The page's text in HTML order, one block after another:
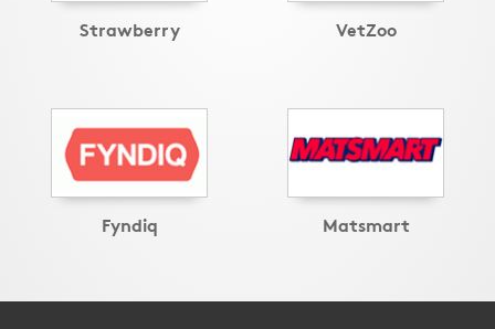
Strawberry VetZoo
Fyndiq Matsmart